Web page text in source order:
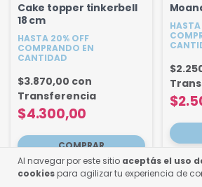
Al navegar por este sitio aceptás el uso
cookies para agilizar tu experiencia de
Cake topper tinkerbell
18 cm
HASTA 20% OFF
COMPRANDO EN
CANTIDAD
$4.300,00
$3.870,00 con
Transferencia